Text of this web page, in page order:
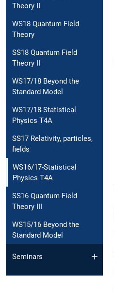
Theory II
WS18 Quantum Field
Theory
SS18 Quantum Field
Theory II
WS17/18 Beyond the
Standard Model
WS17/18-Statistical
Physics T4A
SS17 Relativity, particles,
fields
WS16/17-Statistical
Physics T4A
SS16 Quantum Field
Theory III
WS15/16 Beyond the
Standard Model
Seminars